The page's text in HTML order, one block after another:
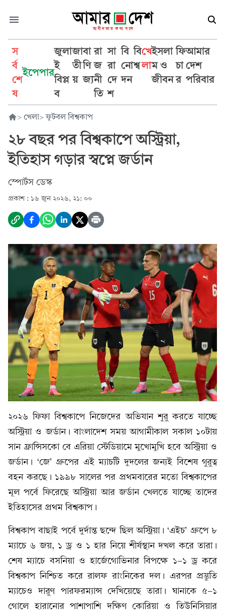
স
র্ব
শে
ষ
ইপেপার
জুলা
ই
বিপ্ল
ব
জা
তী
য়
বা
ণি
জ্য
রা
জ
নী
তি
সা
রা
দে
শ
বি
নো
দন
বি
শ্ব
খে
লা
ইসলা
ম ও
জীবন
ফি
চা
র
আমার
দেশ
পরিবার
> খেলা> ফুটবল বিশ্বকাপ
২৮ বছর পর বিশ্বকাপে অস্ট্রিয়া,
ইতিহাস গড়ার স্বপ্নে জর্ডান
স্পোর্টস ডেস্ক
প্রকাশ : ১৬ জুন ২০২৬, ২১: ০০
২০২৬ ফিফা বিশ্বকাপে নিজেদের অভিযান শুরু করতে যাচ্ছে
অস্ট্রিয়া ও জর্ডান। বাংলাদেশ সময় আগামীকাল সকাল ১০টায়
সান ফ্রান্সিসকো বে এরিয়া স্টেডিয়ামে মুখোমুখি হবে অস্ট্রিয়া ও
জর্ডান। ‘জে’ গ্রুপের এই ম্যাচটি দুদলের জন্যই বিশেষ গুরুত্ব
বহন করছে। ১৯৯৮ সালের পর প্রথমবারের মতো বিশ্বকাপের
মূল পর্বে ফিরেছে অস্ট্রিয়া আর জর্ডান খেলতে যাচ্ছে তাদের
ইতিহাসের প্রথম বিশ্বকাপ।
বিশ্বকাপ বাছাই পর্বে দুর্দান্ত ছন্দে ছিল অস্ট্রিয়া। ‘এইচ’ গ্রুপে ৮
ম্যাচে ৬ জয়, ১ ড্র ও ১ হার নিয়ে শীর্ষস্থান দখল করে তারা।
শেষ ম্যাচে বসনিয়া ও হার্জেগোভিনার বিপক্ষে ১-১ ড্র করে
বিশ্বকাপ নিশ্চিত করে রালফ রাংনিকের দল। এরপর প্রস্তুতি
ম্যাচেও দারুণ পারফরম্যান্স দেখিয়েছে তারা। ঘানাকে ৫-১
গোলে হারানোর পাশাপাশি দক্ষিণ কোরিয়া ও তিউনিসিয়ার